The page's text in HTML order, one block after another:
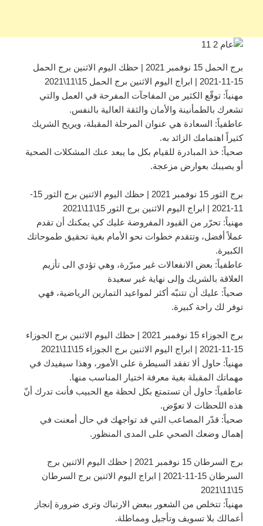
برج الحمل 15 نوفمبر 2021 | حظك اليوم الاثنين برج الحمل
15-11-2021 | ابراج اليوم الاثنين برج الحمل 15\11\2021
مهنياً: توقّع الكثير من المفاجآت المفرحة في العمل والتي
تشعرك بالطمأنينة والأمان والثقة العالية بالنفس.
عاطفياً: السعادة هي عنوان المرحلة المقبلة، ويريح الشريك
كثيراً اهتمامك الزائد به.
صحياً: خذ المبادرة للقيام بكل ما يبعد عنك المشكلات الصحية
أو يصيبك بعوارض مزعجة.
برج الثور 15 نوفمبر 2021 | حظك اليوم الاثنين برج الثور 15-
11-2021 | ابراج اليوم الاثنين برج الثور 15\11\2021
مهنياً: تحرّر من القيود المفروضة عليك كي يمكنك أن تقدم
عملاً أفضل، وتتقدم خطوات نحو الأمام بغية تحقيق طموحاتك
الكبيرة.
عاطفياً: بعض الانفعالات غير مبرّرة، وهي تؤدي الى تأزيم
العلاقة بالشريك وإلى نهاية غير سعيدة
صحياً: عليك أن تتنبّه أكثر لمواعيد التمارين الرياضية، فهي
توفر لك راحة كبيرة.
برج الجوزاء 15 نوفمبر 2021 | حظك اليوم الاثنين برج الجوزاء
15-11-2021 | ابراج اليوم الاثنين برج الجوزاء 15\11\2021
مهنياً: حاول ألا تفقد السيطرة على الأمور، وهذا سيفيدك في
مهماتك المقبلة بغية معرفة اختيار المناسب منها.
عاطفياً: حاول أن تستمتع بكل لحظة مع الحبيب فأنت تدرك أنّ
هذه اللحظات لا تعوّض.
صحياً: قدّر المصاعب التي قد تواجهك في حال أمعنت في
إهمال وضعك الصحي على المدى المنظور.
برج السرطان 15 نوفمبر 2021 | حظك اليوم الاثنين برج
السرطان 15-11-2021 | ابراج اليوم الاثنين برج السرطان
15\11\2021
مهنياً: تتخلص من الشعور ببعض الارتباك وترى ضرورة إنجاز
أعمالك بلا تسويف وتأجيل ومماطلة.